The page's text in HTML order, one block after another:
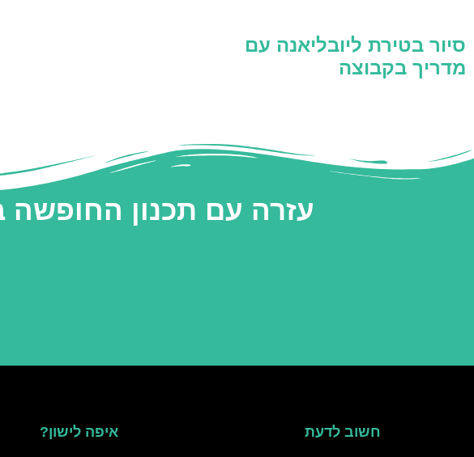
סיור בטירת ליובליאנה עם
מדריך בקבוצה
עזרה עם תכנון החופשה
חשוב לדעת איפה לישון?